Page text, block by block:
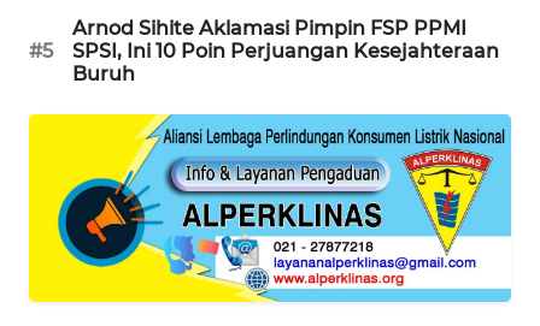
#5
Arnod Sihite Aklamasi Pimpin FSP PPMI
SPSI, Ini 10 Poin Perjuangan Kesejahteraan
Buruh
NET
PLN
LPKKI
LKKI